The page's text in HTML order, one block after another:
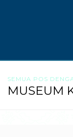
SEMUA POS
MUSEUM